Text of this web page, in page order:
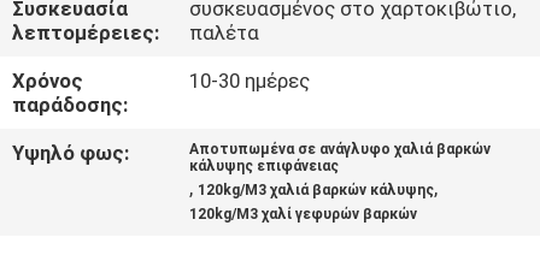
ΜΑΣ
ΕΛΆΤΕ
ΣΕ
ΕΠΑΦΉ
ΜΕ
Συσκευασία
λεπτομέρειες:
συσκευασμένος στο χαρτοκιβώτιο,
παλέτα
Χρόνος
παράδοσης:
10-30 ημέρες
Υψηλό φως:
Αποτυπωμένα σε ανάγλυφο χαλιά βαρκών
κάλυψης επιφάνειας
, 120kg/M3 χαλιά βαρκών κάλυψης,
120kg/M3 χαλί γεφυρών βαρκών